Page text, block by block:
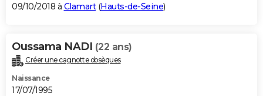
09/10/2018 à Clamart(Hauts-de-Seine)
Oussama NADI (22 ans)
Créer une cagnotte obsèques
Naissance
17/07/1995